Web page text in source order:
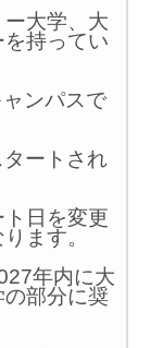
ー大学、大
持ってい
ンパスで
ートされ
日を変更
ます。
年内に大
部分に奨